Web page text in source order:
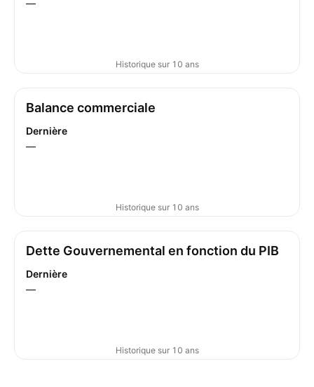
—
Historique sur 10 ans
Balance commerciale
Dernière
—
Historique sur 10 ans
Dette Gouvernemental en fonction du PIB
Dernière
—
Historique sur 10 ans